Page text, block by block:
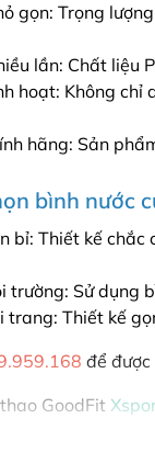
gọn: Trọng
lần: Chất liệu
hoạt: Không chỉ
hãng: Sản
bình nước
bỉ: Thiết kế
trường: Sử dụng
trang: Thiết kế
để
GoodFit